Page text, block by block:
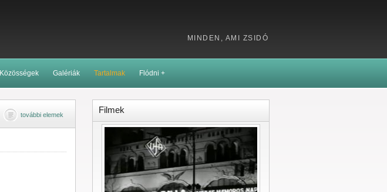
MINDEN, AMI ZSIDÓ
Közösségek Galériák Tartalmak Flódni +
további elemek Filmek